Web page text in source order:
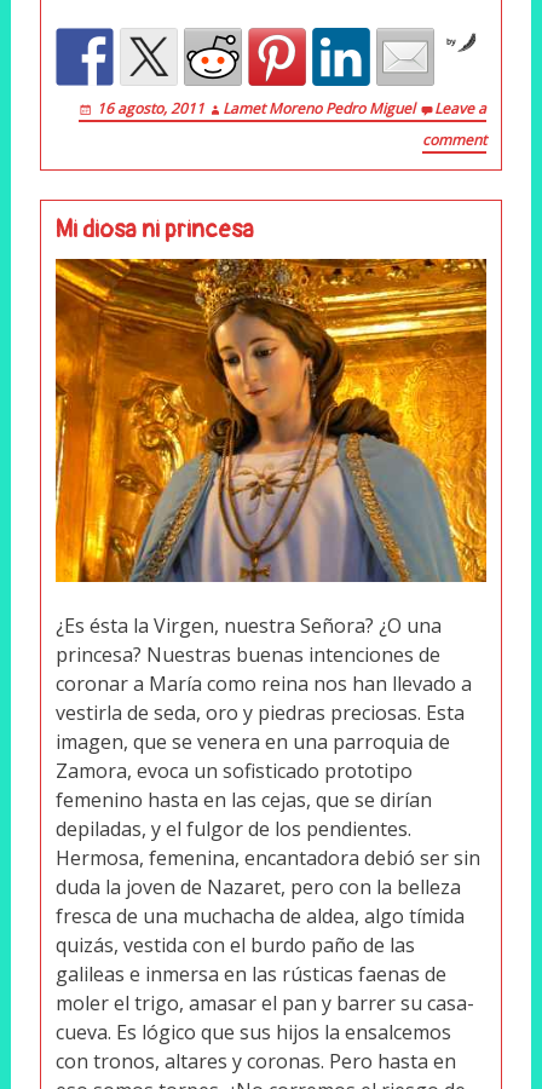
by
16 agosto, 2011 Lamet Moreno Pedro Miguel
Leave a
comment
Mi diosa ni princesa
¿Es ésta la Virgen, nuestra Señora? ¿O una
princesa? Nuestras buenas intenciones de
coronar a María como reina nos han llevado a
vestirla de seda, oro y piedras preciosas. Esta
imagen, que se venera en una parroquia de
Zamora, evoca un sofisticado prototipo
femenino hasta en las cejas, que se dirían
depiladas, y el fulgor de los pendientes.
Hermosa, femenina, encantadora debió ser sin
duda la joven de Nazaret, pero con la belleza
fresca de una muchacha de aldea, algo tímida
quizás, vestida con el burdo paño de las
galileas e inmersa en las rústicas faenas de
moler el trigo, amasar el pan y barrer su casa-
cueva. Es lógico que sus hijos la ensalcemos
con tronos, altares y coronas. Pero hasta en